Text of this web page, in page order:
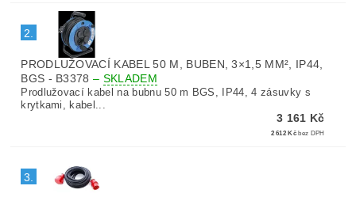
2.
PRODLUŽOVACÍ KABEL 50 M, BUBEN, 3×1,5 MM², IP44,
BGS - B3378– SKLADEM
Prodlužovací kabel na bubnu 50 m BGS, IP44, 4 zásuvky s
krytkami, kabel...
3 161 Kč
2 612 Kč bez DPH
3.